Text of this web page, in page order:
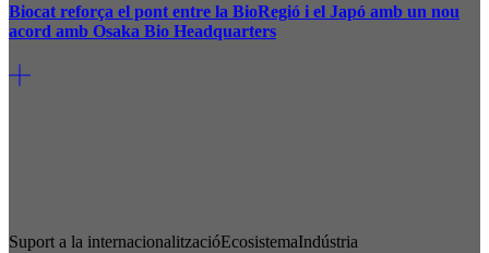
Biocat reforça el pont entre la BioRegió i el Japó amb un nou
acord amb Osaka Bio Headquarters
Suport a la internacionalitzacióEcosistemaIndústria